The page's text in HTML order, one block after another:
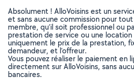
Absolument ! AlloVoisins est un
et sans aucune commission pour
membre, qu’il soit professionnel ou
prestation de service ou une location
uniquement le prix de la prestation,
demandeur, et l’offreur.
Vous pouvez réaliser le paiement en
directement sur AlloVoisins, sans
bancaires.